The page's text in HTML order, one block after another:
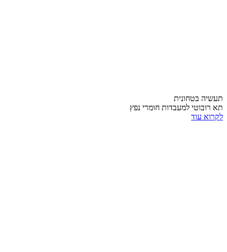
תעשיה בטחונית
תא רובוטי למעבדות חומרי נפץ
לקרוא עוד